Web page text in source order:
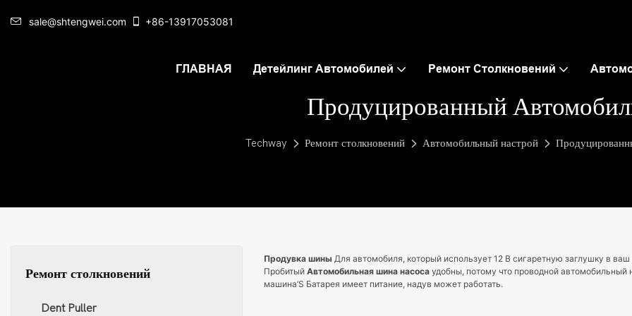
sale@shtengwei.com +86-13917053081
ГЛАВНАЯ Детейлинг Автомобилей Ремонт Столкновений
Продуцированный
Techway Ремонт столкновений Автомобильный настрой
Ремонт столкновений
Dent Puller
Продувка шины Для автомобиля, который использует 12 В сигаретную заглушку в
Пробитый Автомобильная шина насоса удобны, потому что проводной автомобильный
машина’S Батарея имеет питание, надув может работать.